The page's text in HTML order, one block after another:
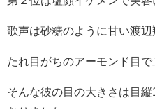
歌声は砂糖のように甘い渡辺
たれ目がちのアーモンド目で
そんな彼の目の大きさは目